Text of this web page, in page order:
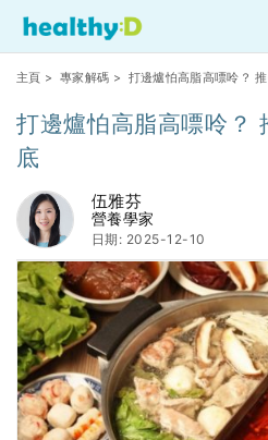
主頁 > 專家解碼 > 打邊爐怕高脂高嘌呤？
打邊爐怕高脂高嘌呤？
底
伍雅芬
營養學家
日期: 2025-12-10